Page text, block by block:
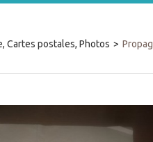
Cartes postales, Photos >